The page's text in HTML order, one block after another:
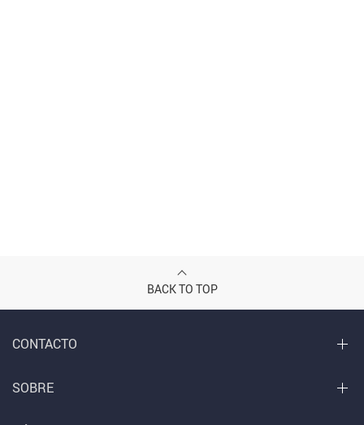
BACK TO TOP
CONTACTO
SOBRE